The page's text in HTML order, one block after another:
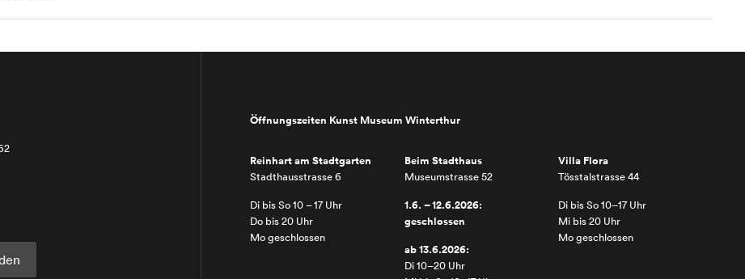
Öffnungszeiten Kunst Museum Winterthur
Reinhart am Stadtgarten
Stadthausstrasse 6
Di bis So 10 – 17 Uhr
Do bis 20 Uhr
Mo geschlossen
Beim Stadthaus
Museumstrasse 52
1.6. – 12.6.2026:
geschlossen
ab 13.6.2026:
Di 10–20 Uhr
Villa Flora
Tösstalstrasse 44
Di bis So 10–17 Uhr
Mi bis 20 Uhr
Mo geschlossen